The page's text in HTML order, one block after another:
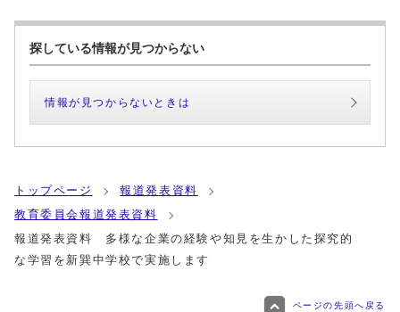
探している情報が見つからない
情報が見つからないときは
トップページ
報道発表資料
教育委員会報道発表資料
報道発表資料 多様な企業の経験や知見を生かした探究的
な学習を新巽中学校で実施します
ページの先頭へ戻る